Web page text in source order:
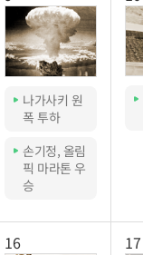
나가사키 원
폭 투하
손기정, 올림
픽 마라톤 우
승
16 17